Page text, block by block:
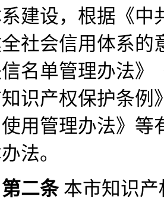
建设，根据《中
社会信用体系的
名单管理办法》
识产权保护条例
用管理办法》等
法。
第二条本市知识产